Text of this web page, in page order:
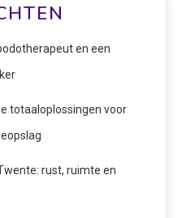
en een
totaaloplossingen voor
rust, ruimte en